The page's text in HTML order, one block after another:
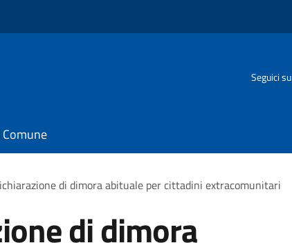
Seguici su
di dimora abituale per cittadini extracomunitari
di dimora